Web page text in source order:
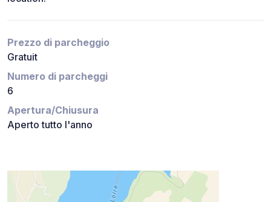
Prezzo di parcheggio
Gratuit
Numero di parcheggi
6
Apertura/Chiusura
Aperto tutto l'anno